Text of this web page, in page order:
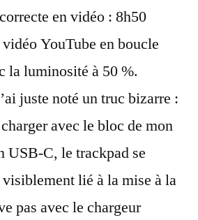
en vidéo : 8h50
YouTube en boucle
la luminosité à 50 %.
juste noté un truc bizarre :
avec le bloc de mon
USB-C, le trackpad se
visiblement lié à la mise à la
pas avec le chargeur